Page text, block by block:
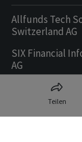
Teilen
Allfunds Tech
Switzerland AG
SIX Financial
AG